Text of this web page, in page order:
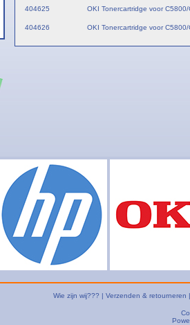
404625 OKI Tonercartridge voor
404626 OKI Tonercartridge voor
Wie zijn wij??? | Verzenden & retourneren